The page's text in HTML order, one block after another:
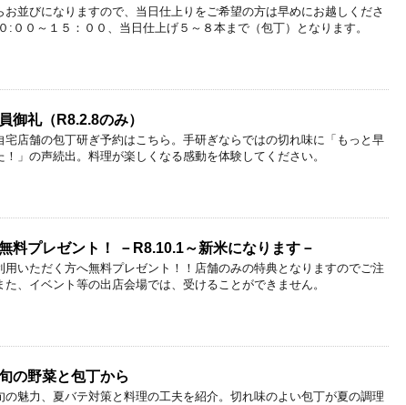
お並びになりますので、当日仕上りをご希望の方は早めにお越しくださ
:００～１５：００、当日仕上げ５～８本まで（包丁）となります。
礼（R8.2.8のみ）
宅店舗の包丁研ぎ予約はこちら。手研ぎならではの切れ味に「もっと早
！」の声続出。料理が楽しくなる感動を体験してください。
料プレゼント！ －R8.10.1～新米になります－
用いただく方へ無料プレゼント！！店舗のみの特典となりますのでご注
、イベント等の出店会場では、受けることができません。
の野菜と包丁から
の魅力、夏バテ対策と料理の工夫を紹介。切れ味のよい包丁が夏の調理